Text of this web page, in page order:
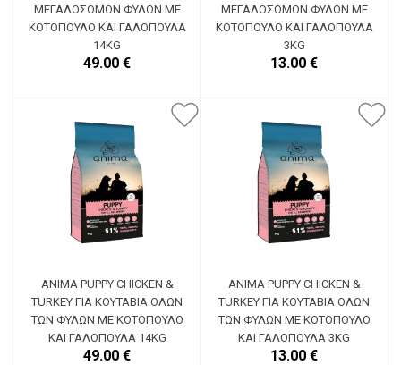
ΜΕΓΑΛΌΣΩΜΩΝ ΦΥΛΏΝ ΜΕ
ΚΟΤΌΠΟΥΛΟ ΚΑΙ ΓΑΛΟΠΟΎΛΑ
14KG
49.00 €
ΜΕΓΑΛΌΣΩΜΩΝ ΦΥΛΏΝ ΜΕ
ΚΟΤΌΠΟΥΛΟ ΚΑΙ ΓΑΛΟΠΟΎΛΑ
3KG
13.00 €
ANIMA PUPPY CHICKEN &
TURKEY ΓΙΑ ΚΟΥΤΆΒΙΑ ΌΛΩΝ
ΤΩΝ ΦΥΛΏΝ ΜΕ ΚΟΤΌΠΟΥΛΟ
ΚΑΙ ΓΑΛΟΠΟΎΛΑ 14KG
49.00 €
ANIMA PUPPY CHICKEN &
TURKEY ΓΙΑ ΚΟΥΤΆΒΙΑ ΌΛΩΝ
ΤΩΝ ΦΥΛΏΝ ΜΕ ΚΟΤΌΠΟΥΛΟ
ΚΑΙ ΓΑΛΟΠΟΎΛΑ 3KG
13.00 €